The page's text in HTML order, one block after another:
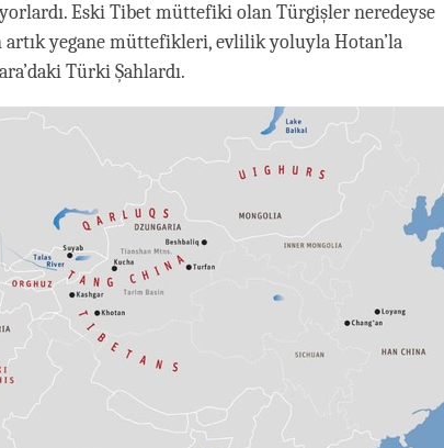
Eski Tibet müttefiki olan Türgişler neredeyse
artık yegane müttefikleri, evlilik yoluyla Hotan’la
Türki Şahlardı.